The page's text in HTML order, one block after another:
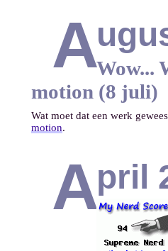
AWow...
motion (8 juli)
Wat moet dat een werk
motion.
April